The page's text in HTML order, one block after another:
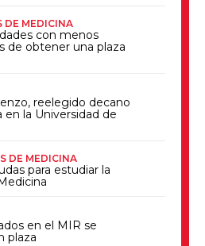
DE MEDICINA
con menos
de obtener una plaza
reelegido decano
en la Universidad de
DE MEDICINA
para estudiar la
en el MIR se
plaza